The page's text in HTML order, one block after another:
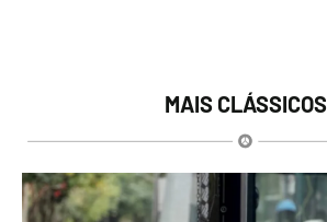
MAIS CLÁSSICOS